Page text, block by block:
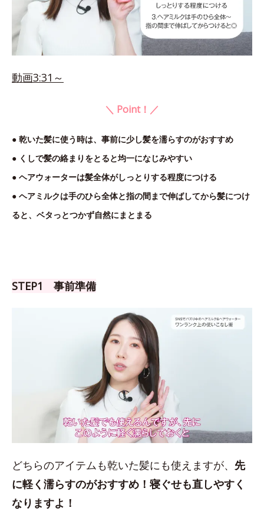
動画3:31～
＼ Point！／
● 乾いた髪に使う時は、事前に少し髪を濡らすのがおすすめ
● くしで髪の絡まりをとると均一になじみやすい
● ヘアウォーターは髪全体がしっとりする程度につける
● ヘアミルクは手のひら全体と指の間まで伸ばしてから髪につけ
ると、ベタっとつかず自然にまとまる
STEP1 事前準備
どちらのアイテムも乾いた髪にも使えますが、 先
に軽く濡らすのがおすすめ！寝ぐせも直しやすく
なりますよ！